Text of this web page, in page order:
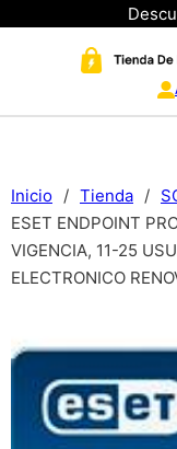
Inicio / Tienda /
ESET ENDPOINT
VIGENCIA, 11-25
ELECTRONICO